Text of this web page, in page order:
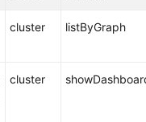
cluster listByGraph
cluster